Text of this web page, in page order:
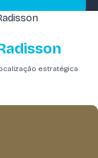
estratégica